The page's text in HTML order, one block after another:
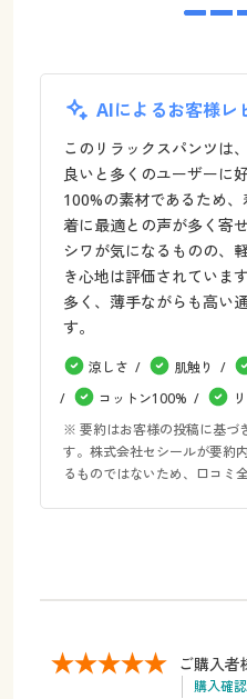
AIによるお客様レ
このリラックスパンツは
良いと多くのユーザーに
100%の素材であるため
着に最適との声が多く寄
シワが気になるものの、
き心地は評価されていま
多く、薄手ながらも高い
す。
涼しさ 肌触り
コットン100%
※ 要約はお客様の投稿に基づ
す。株式会社セシールが要約
るものではないため、口コミ
ご購入者
購入確